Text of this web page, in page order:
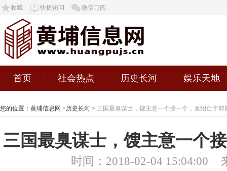
收藏 快捷访问 微信订阅
首页 社会热点 历史长河 娱乐天地
您的位置： 黄埔信息网 >历史长河 > 三国最臭谋士，馊主意一个接一个，袁绍亡于郭
三国最臭谋士，馊主意一个
时间：2018-02-04 15:04:00